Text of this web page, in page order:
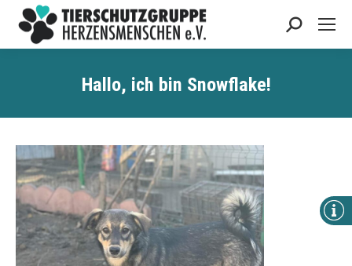
Search:
Hallo, ich bin Snowflake!